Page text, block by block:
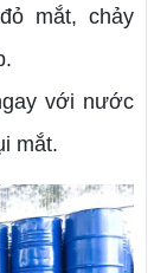
mắt, chảy
với nước
mắt.